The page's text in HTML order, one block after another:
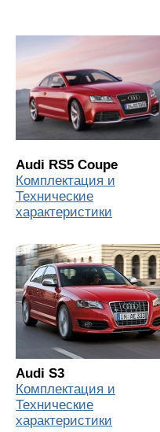
Audi RS5 Coupe
Комплектация и
Технические
характеристики
Audi S3
Комплектация и
Технические
характеристики